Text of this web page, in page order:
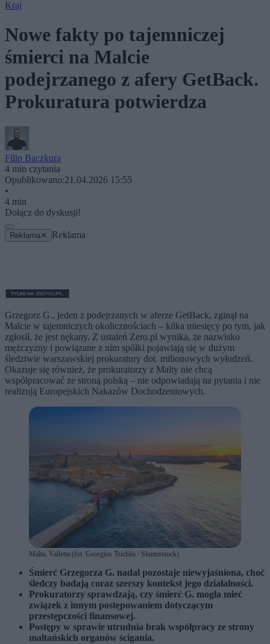
Kraj
Nowe fakty po tajemniczej
śmierci na Malcie
podejrzanego z afery GetBack.
Prokuratura potwierdza
Filip Baczkura
4 min czytania
Opublikowano:21.04.2026 15:55
•
4 min
Dołącz do dyskusji!
Reklama ✕ Reklama
Grzegorz G., jeden z podejrzanych w aferze GetBack, zginął na
Malcie w tajemniczych okolicznościach – kilka miesięcy po tym, jak
zgłosił, że jest nękany. Z ustaleń Zero.pl wynika, że nazwisko
mężczyzny i powiązane z nim spółki pojawiają się w dużym
śledztwie warszawskiej prokuratury dot. milionowych wyłudzeń.
Okazuje się również, że prokuratorzy z Malty nie chcą
współpracować ze stroną polską – nie odpowiadają na pytania i nie
realizują Europejskich Nakazów Dochodzeniowych.
Malta, Valletta (fot. Georgios Tsichlis / Shutterstock)
Śmierć Grzegorza G. nadal pozostaje niewyjaśniona, choć
śledczy badają coraz szerszy kontekst jego działalności.
Prokuratorzy sprawdzają, czy śmierć G. mogła mieć
związek z innym postępowaniem dotyczącym
przestępczości finansowej.
Postępy w sprawie utrudnia brak współpracy ze strony
maltańskich organów ścigania.